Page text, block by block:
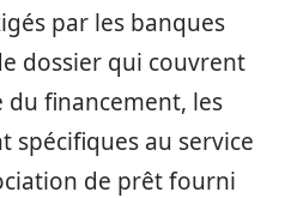
par les banques
dossier qui couvrent
du financement, les
spécifiques au service
de prêt fourni